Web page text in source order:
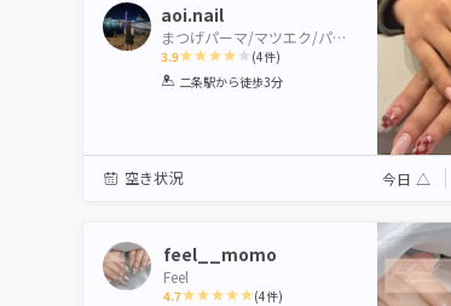
aoi.nail
まつげパーマ/マツエク/パリジェンヌ/眉毛/アイブロウ/ネイル PLATINUMDOLL二条駅前店
3.9
1 2 3 4 5
(4件)
二条駅から徒歩3分
空き状況 今日 △
feel__momo
Feel
4.7 (4件)